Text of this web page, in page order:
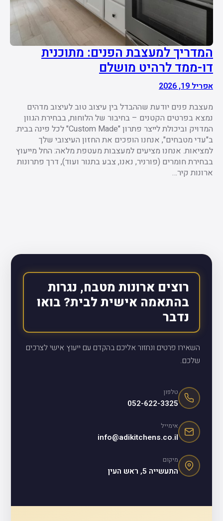
המדריך למעצבת הפנים: מתוכנית
דו-ממד לרהיט מושלם
אפריל 19, 2026
מעצבת פנים יודעת שההבדל בין עיצוב טוב לעיצוב מדהים
נמצא בפרטים הקטנים – בחיבור של הלוחות, בבחירת הגוון
המדויק וביכולת לייצר פתרון "Custom Made" לכל פינה בבית.
ב"עדי מטבחים", אנחנו הופכים את החזון העיצובי שלך
למציאות. אנחנו מציעים למעצבות מעטפת מלאה: החל מייעוץ
בבחירת חומרים (פורניר, נאנו, צבע בתנור ועוד), דרך פתרונות
ארונות קיר…
רוצים ארונות מטבח, נגרות
בהתאמה אישית לבית? בואו
נדבר
השאירו פרטים ונחזור אליכם בהקדם עם ייעוץ אישי לצרכים
שלכם.
טלפון
052-622-3325
אימייל
info@adikitchens.co.il
מיקום
התעשייה 5, ראש העין